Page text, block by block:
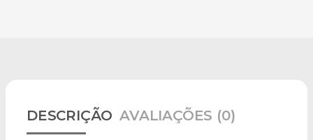
DESCRIÇÃO AVALIAÇÕES (0)